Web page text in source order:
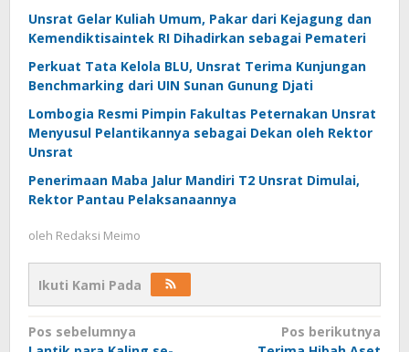
Unsrat Gelar Kuliah Umum, Pakar dari Kejagung dan
Kemendiktisaintek RI Dihadirkan sebagai Pemateri
Perkuat Tata Kelola BLU, Unsrat Terima Kunjungan
Benchmarking dari UIN Sunan Gunung Djati
Lombogia Resmi Pimpin Fakultas Peternakan Unsrat
Menyusul Pelantikannya sebagai Dekan oleh Rektor
Unsrat
Penerimaan Maba Jalur Mandiri T2 Unsrat Dimulai,
Rektor Pantau Pelaksanaannya
oleh Redaksi Meimo
Ikuti Kami Pada
Navigasi
Pos sebelumnya
Pos berikutnya